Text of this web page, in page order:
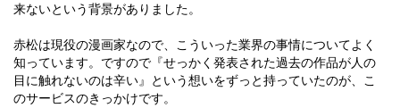
来ないという背景がありました。
赤松は現役の漫画家なので、こういった業界の事情についてよく
知っています。ですので『せっかく発表された過去の作品が人の
目に触れないのは辛い』という想いをずっと持っていたのが、こ
のサービスのきっかけです。